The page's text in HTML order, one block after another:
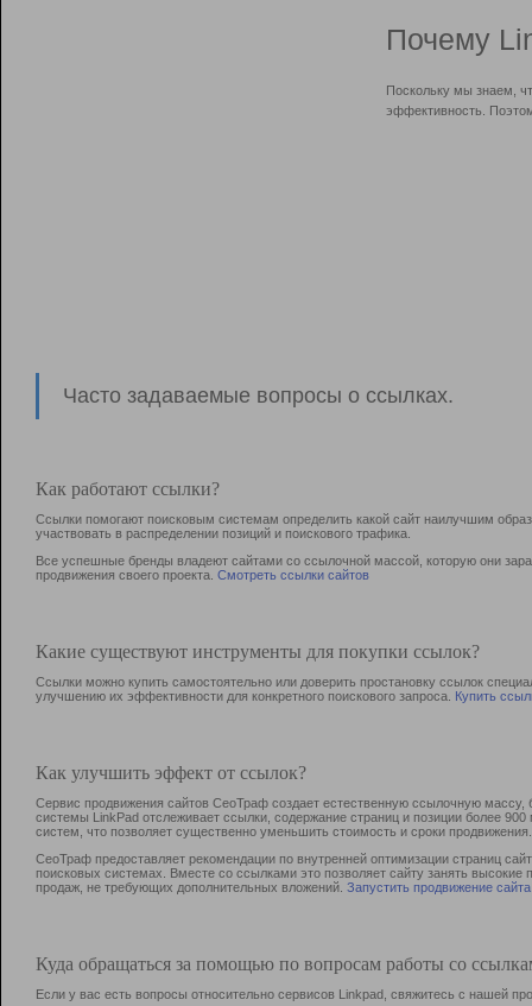
Почему
Поскольку мы знаем,
эффективность.
Часто задаваемые вопросы о ссылках.
Как работают ссылки?
Ссылки помогают поисковым системам определить какой сайт наилучшим
участвовать в раcпределении позиций и поискового трафика.
Все успешные бренды владеют сайтами со ссылочной массой, которую они
продвижения своего проекта. Смотреть ссылки сайтов
Какие существуют инструменты для покупки ссылок?
Ссылки можно купить самостоятельно или доверить простановку ссылок
улучшению их эффективности для конкретного поискового запроса. Купить
Как улучшить эффект от ссылок?
Сервис продвижения сайтов СеоТраф создает естественную ссылочную
системы LinkPad отслеживает ссылки, содержание страниц и позиции более
систем, что позволяет существенно уменьшить стоимость и сроки продвижения.
СеоТраф предоставляет рекомендации по внутренней оптимизации страниц
поисковых системах. Вместе со ссылками это позволяет сайту занять
продаж, не требующих дополнительных вложений. Запустить продвижение сайта
Куда обращаться за помощью по вопросам работы со
Если у вас есть вопросы относительно сервисов Linkpad, свяжитесь с нашей